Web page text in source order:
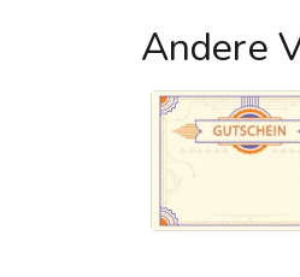
Andere